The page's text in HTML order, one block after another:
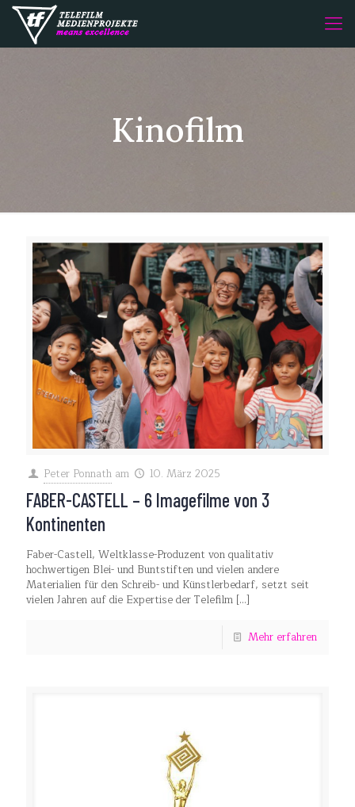
Kinofilm
Peter Ponnath am 10. März 2025
FABER-CASTELL – 6 Imagefilme von 3
Kontinenten
Faber-Castell, Weltklasse-Produzent von qualitativ
hochwertigen Blei- und Buntstiften und vielen andere
Materialien für den Schreib- und Künstlerbedarf, setzt seit
vielen Jahren auf die Expertise der Telefilm […]
Mehr erfahren